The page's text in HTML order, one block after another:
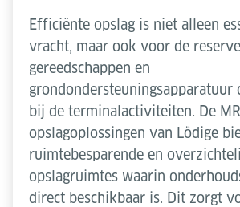
Efficiënte opslag is niet alleen
vracht, maar ook voor de
gereedschappen en
grondondersteuningsapparatuur
bij de terminalactiviteiten. De
opslagoplossingen van Lödige
ruimtebesparende en
opslagruimtes waarin
direct beschikbaar is. Dit zorgt